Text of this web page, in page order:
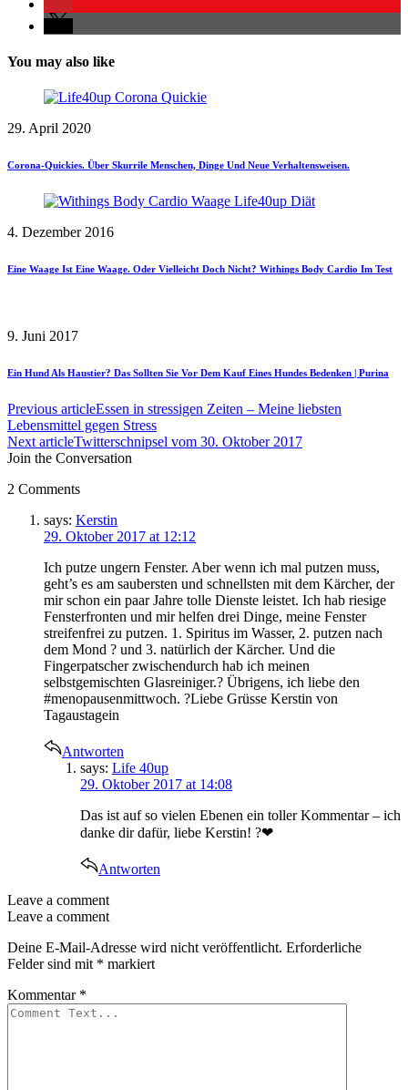
You may also like
29. April 2020
Corona-Quickies. Über Skurrile Menschen, Dinge Und Neue Verhaltensweisen.
4. Dezember 2016
Eine Waage Ist Eine Waage. Oder Vielleicht Doch Nicht? Withings Body Cardio Im Test
9. Juni 2017
Ein Hund Als Haustier? Das Sollten Sie Vor Dem Kauf Eines Hundes Bedenken | Purina
Previous articleEssen in stressigen Zeiten – Meine liebsten
Lebensmittel gegen Stress
Next articleTwitterschnipsel vom 30. Oktober 2017
Join the Conversation
2 Comments
says: Kerstin
29. Oktober 2017 at 12:12
Ich putze ungern Fenster. Aber wenn ich mal putzen muss,
geht’s es am saubersten und schnellsten mit dem Kärcher, der
mir schon ein paar Jahre tolle Dienste leistet. Ich hab riesige
Fensterfronten und mir helfen drei Dinge, meine Fenster
streifenfrei zu putzen. 1. Spiritus im Wasser, 2. putzen nach
dem Mond ? und 3. natürlich der Kärcher. Und die
Fingerpatscher zwischendurch hab ich meinen
selbstgemischten Glasreiniger.? Übrigens, ich liebe den
#menopausenmittwoch. ?Liebe Grüsse Kerstin von
Tagaustagein
Antworten
says: Life 40up
29. Oktober 2017 at 14:08
Das ist auf so vielen Ebenen ein toller Kommentar – ich
danke dir dafür, liebe Kerstin! ?❤
Antworten
Leave a comment
Leave a comment
Deine E-Mail-Adresse wird nicht veröffentlicht. Erforderliche
Felder sind mit * markiert
Kommentar *